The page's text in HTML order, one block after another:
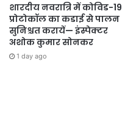
शारदीय नवरात्रि में कोविड-19
प्रोटोकॉल का कडाई से पालन
सुनिश्चत करायें— इंस्पेक्टर
अशोक कुमार सोनकर
1 day ago